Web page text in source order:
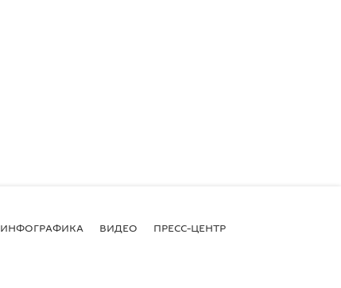
ИНФОГРАФИКА ВИДЕО ПРЕСС-ЦЕНТР